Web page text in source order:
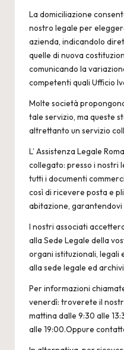
La domiciliazione
nostro legale per
azienda, indicandolo
quelle di nuova
comunicando la
competenti quali Ufficio
Molte società
tale servizio, ma queste
altrettanto un servizio
L’ Assistenza Legale Roma
collegato: presso i nostri
tutti i documenti
così di ricevere posta e
abitazione,
I nostri associati
alla Sede Legale della
organi istituzionali, legali
alla sede legale ed
Per informazioni
venerdì: troverete il
mattina dalle 9:30 alle
alle 19:00.Oppure